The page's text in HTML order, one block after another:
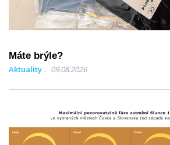
Máte brýle?
Aktuality 09.08.2026